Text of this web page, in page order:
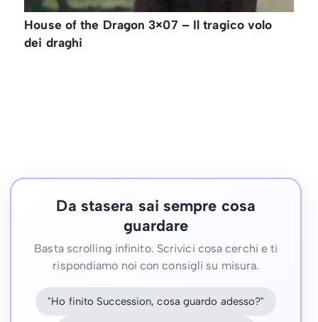
House of the Dragon 3×07 – Il tragico volo
dei draghi
Da stasera sai sempre cosa
guardare
Basta scrolling infinito. Scrivici cosa cerchi e ti
rispondiamo noi con consigli su misura.
"Ho finito Succession, cosa guardo adesso?"